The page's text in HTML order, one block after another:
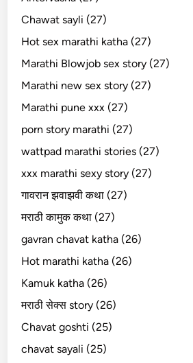
Chawat sayli (27)
Hot sex marathi katha (27)
Marathi Blowjob sex story (27)
Marathi new sex story (27)
Marathi pune xxx (27)
porn story marathi (27)
wattpad marathi stories (27)
xxx marathi sexy story (27)
गावरान झवाझवी कथा (27)
मराठी कामुक कथा (27)
gavran chavat katha (26)
Hot marathi katha (26)
Kamuk katha (26)
मराठी सेक्स story (26)
Chavat goshti (25)
chavat sayali (25)